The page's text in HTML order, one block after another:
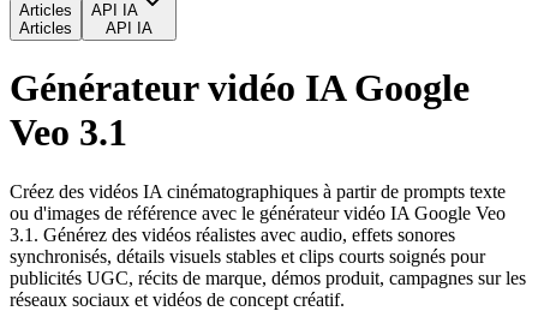
Articles
Articles
API IA
API IA
Générateur vidéo IA Google
Veo 3.1
Créez des vidéos IA cinématographiques à partir de prompts texte
ou d'images de référence avec le générateur vidéo IA Google Veo
3.1. Générez des vidéos réalistes avec audio, effets sonores
synchronisés, détails visuels stables et clips courts soignés pour
publicités UGC, récits de marque, démos produit, campagnes sur les
réseaux sociaux et vidéos de concept créatif.